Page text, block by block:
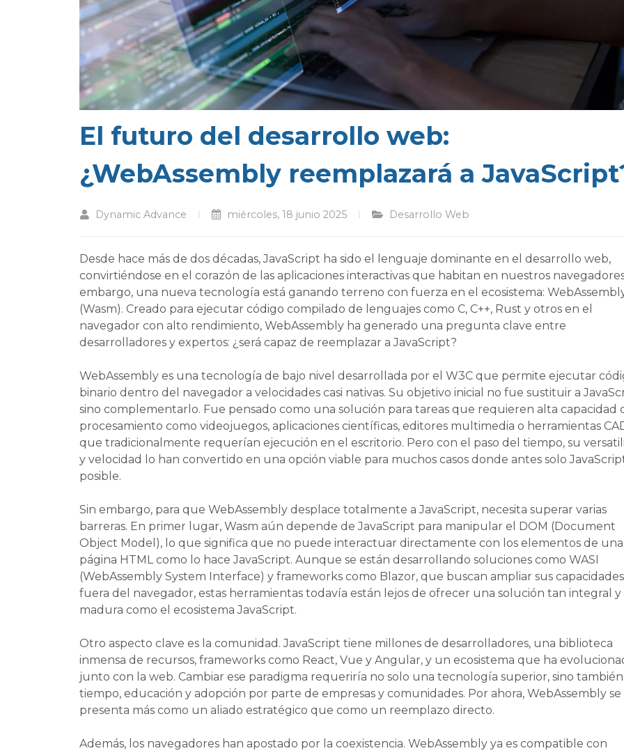
El futuro del desarrollo web:
¿WebAssembly reemplazará a
Dynamic Advance miércoles, 18 junio 2025 Desarrollo Web
Desde hace más de dos décadas, JavaScript ha sido el lenguaje dominante en el desarrollo web,
convirtiéndose en el corazón de las aplicaciones interactivas que habitan en nuestros
embargo, una nueva tecnología está ganando terreno con fuerza en el ecosistema:
(Wasm). Creado para ejecutar código compilado de lenguajes como C, C++, Rust y otros en el
navegador con alto rendimiento, WebAssembly ha generado una pregunta clave entre
desarrolladores y expertos: ¿será capaz de reemplazar a JavaScript?
WebAssembly es una tecnología de bajo nivel desarrollada por el W3C que permite ejecutar
binario dentro del navegador a velocidades casi nativas. Su objetivo inicial no fue sustituir a
sino complementarlo. Fue pensado como una solución para tareas que requieren alta capacidad
procesamiento como videojuegos, aplicaciones científicas, editores multimedia o herramientas
que tradicionalmente requerían ejecución en el escritorio. Pero con el paso del tiempo, su
y velocidad lo han convertido en una opción viable para muchos casos donde antes solo
posible.
Sin embargo, para que WebAssembly desplace totalmente a JavaScript, necesita superar varias
barreras. En primer lugar, Wasm aún depende de JavaScript para manipular el DOM (Document
Object Model), lo que significa que no puede interactuar directamente con los elementos de una
página HTML como lo hace JavaScript. Aunque se están desarrollando soluciones como WASI
(WebAssembly System Interface) y frameworks como Blazor, que buscan ampliar sus capacidades
fuera del navegador, estas herramientas todavía están lejos de ofrecer una solución tan integral y
madura como el ecosistema JavaScript.
Otro aspecto clave es la comunidad. JavaScript tiene millones de desarrolladores, una biblioteca
inmensa de recursos, frameworks como React, Vue y Angular, y un ecosistema que ha
junto con la web. Cambiar ese paradigma requeriría no solo una tecnología superior, sino también
tiempo, educación y adopción por parte de empresas y comunidades. Por ahora, WebAssembly se
presenta más como un aliado estratégico que como un reemplazo directo.
Además, los navegadores han apostado por la coexistencia. WebAssembly ya es compatible con